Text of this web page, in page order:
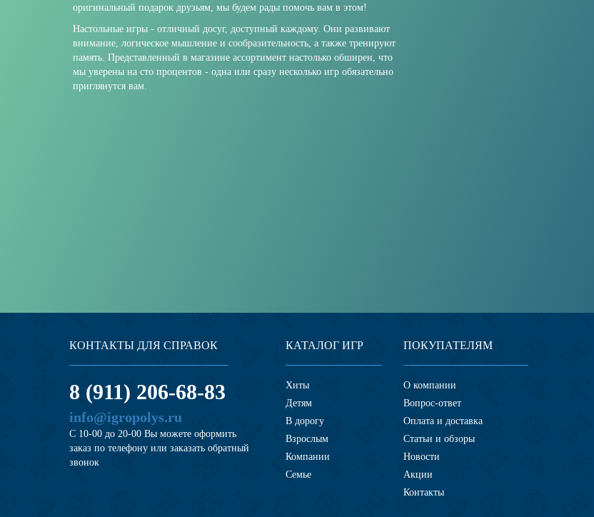
оригинальный подарок друзьям, мы будем рады помочь вам в этом!
Настольные игры - отличный досуг, доступный каждому. Они развивают
внимание, логическое мышление и сообразительность, а также тренируют
память. Представленный в магазине ассортимент настолько обширен, что
мы уверены на сто процентов - одна или сразу несколько игр обязательно
приглянутся вам.
КОНТАКТЫ ДЛЯ СПРАВОК
8 (911) 206-68-83
info@igropolys.ru
С 10-00 до 20-00 Вы можете оформить
заказ по телефону или заказать обратный
звонок
КАТАЛОГ ИГР
Хиты
Детям
В дорогу
Взрослым
Компании
Семье
ПОКУПАТЕЛЯМ
О компании
Вопрос-ответ
Оплата и доставка
Статьи и обзоры
Новости
Акции
Контакты